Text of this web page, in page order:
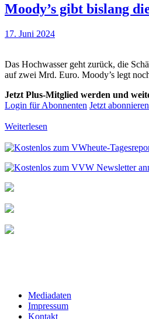
Moody’s gibt bislang
17. Juni 2024
Das Hochwasser geht zurück, die
auf zwei Mrd. Euro. Moody’s legt
Jetzt Plus-Mitglied werden und
Login für Abonnenten Jetzt
Weiterlesen
Mediadaten
Impressum
Kontakt